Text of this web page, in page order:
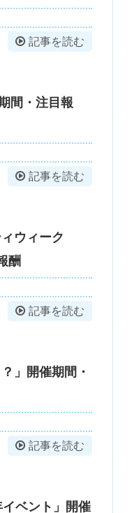
記事を読む
間・注目報
記事を読む
ウィーク
酬
記事を読む
」開催期間・
記事を読む
イベント」開催